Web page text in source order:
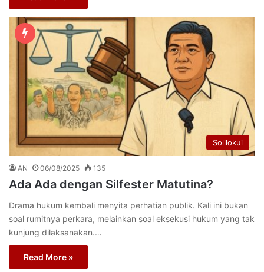
Solilokui
AN 06/08/2025 135
Ada Ada dengan Silfester Matutina?
Drama hukum kembali menyita perhatian publik. Kali ini bukan
soal rumitnya perkara, melainkan soal eksekusi hukum yang tak
kunjung dilaksanakan.…
Read More »